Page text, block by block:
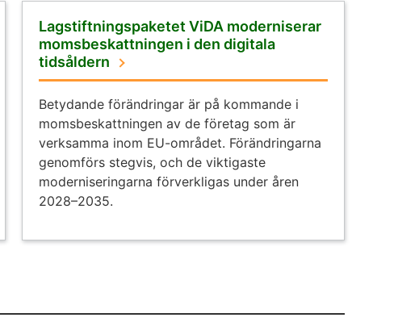
Lagstiftningspaketet ViDA moderniserar
momsbeskattningen i den digitala
tidsåldern
Betydande förändringar är på kommande i
momsbeskattningen av de företag som är
verksamma inom EU-området. Förändringarna
genomförs stegvis, och de viktigaste
moderniseringarna förverkligas under åren
2028–2035.